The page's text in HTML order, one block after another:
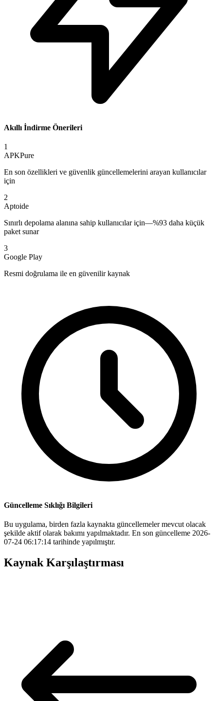
Akıllı İndirme Önerileri
1
APKPure
En son özellikleri ve güvenlik güncellemelerini arayan kullanıcılar
için
2
Aptoide
Sınırlı depolama alanına sahip kullanıcılar için—%93 daha küçük
paket sunar
3
Google Play
Resmi doğrulama ile en güvenilir kaynak
Güncelleme Sıklığı Bilgileri
Bu uygulama, birden fazla kaynakta güncellemeler mevcut olacak
şekilde aktif olarak bakımı yapılmaktadır. En son güncelleme 2026-
07-24 06:17:14 tarihinde yapılmıştır.
Kaynak Karşılaştırması